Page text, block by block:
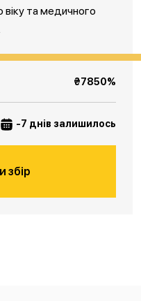
та медичного
₴7850%
-7 днів залишилось
збір